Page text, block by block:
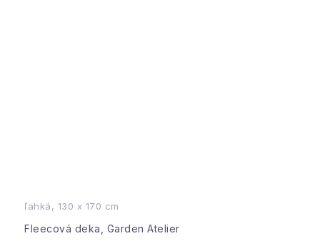
ľahká, 130 x 170 cm
Fleecová deka, Garden Atelier